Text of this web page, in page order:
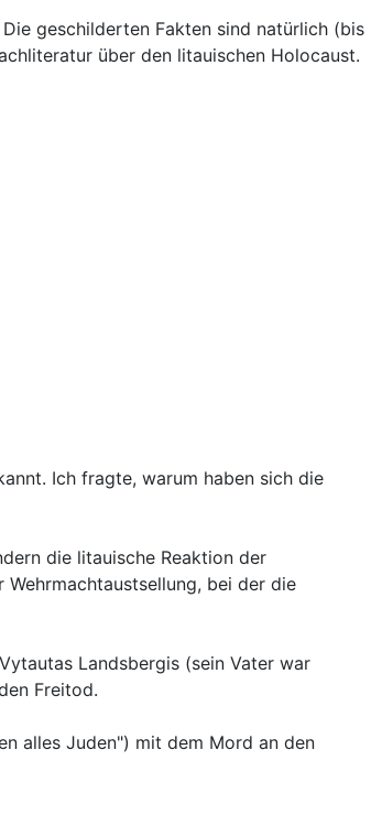
geschilderten Fakten sind natürlich (bis
über den litauischen Holocaust.
Ich fragte, warum haben sich die
die litauische Reaktion der
bei der die
Landsbergis (sein Vater war
Freitod.
alles Juden") mit dem Mord an den